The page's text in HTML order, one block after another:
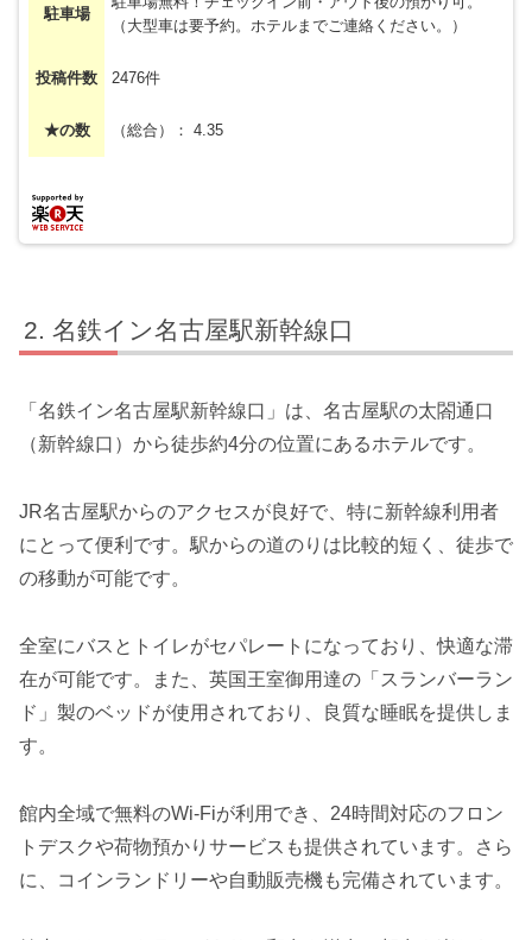
駐車場
（大型車は要予約。ホテルまでご連絡ください。）
投稿件数 2476件
★の数 （総合）： 4.35
名鉄イン名古屋駅新幹線口
「名鉄イン名古屋駅新幹線口」は、名古屋駅の太閤通口
（新幹線口）から徒歩約4分の位置にあるホテルです。
JR名古屋駅からのアクセスが良好で、特に新幹線利用者
にとって便利です。駅からの道のりは比較的短く、徒歩で
の移動が可能です。
全室にバスとトイレがセパレートになっており、快適な滞
在が可能です。また、英国王室御用達の「スランバーラン
ド」製のベッドが使用されており、良質な睡眠を提供しま
す。
館内全域で無料のWi-Fiが利用でき、24時間対応のフロン
トデスクや荷物預かりサービスも提供されています。さら
に、コインランドリーや自動販売機も完備されています。